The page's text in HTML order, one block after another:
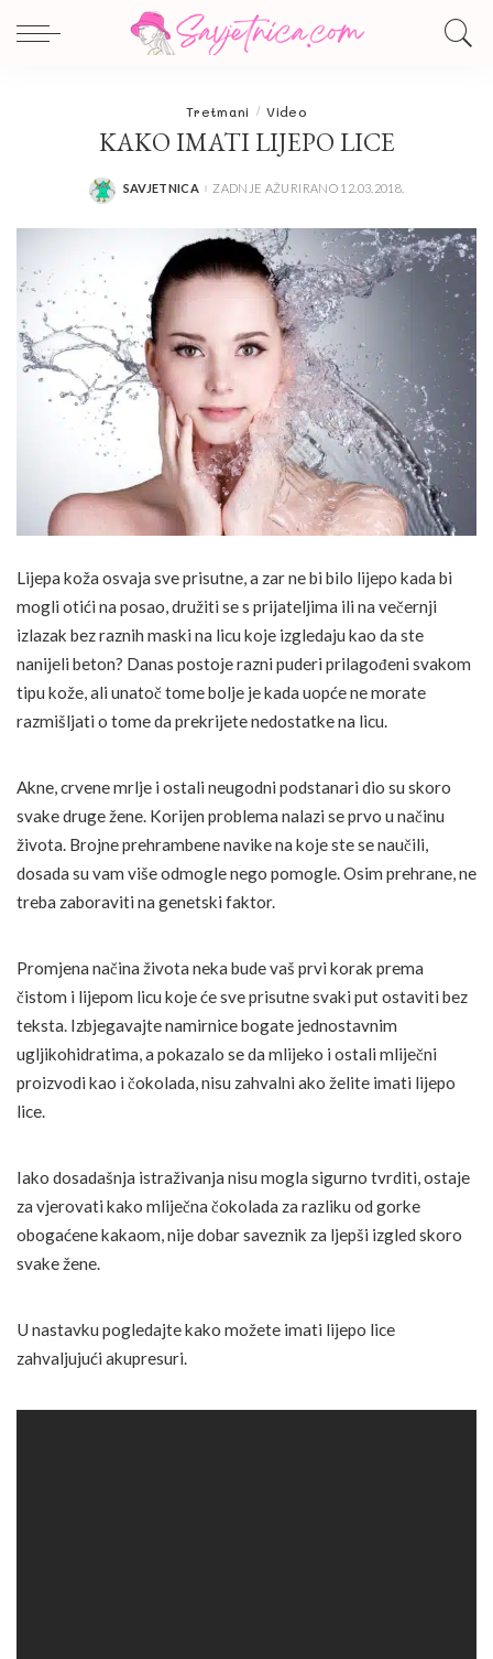
Tretmani Video
KAKO IMATI LIJEPO LICE
POSTED
SAVJETNICA ZADNJE AŽURIRANO 12.03.2018.
Lijepa koža osvaja sve prisutne, a zar ne bi bilo lijepo kada bi
mogli otići na posao, družiti se s prijateljima ili na večernji
izlazak bez raznih maski na licu koje izgledaju kao da ste
nanijeli beton? Danas postoje razni puderi prilagođeni svakom
tipu kože, ali unatoč tome bolje je kada uopće ne morate
razmišljati o tome da prekrijete nedostatke na licu.
Akne, crvene mrlje i ostali neugodni podstanari dio su skoro
svake druge žene. Korijen problema nalazi se prvo u načinu
života. Brojne prehrambene navike na koje ste se naučili,
dosada su vam više odmogle nego pomogle. Osim prehrane, ne
treba zaboraviti na genetski faktor.
Promjena načina života neka bude vaš prvi korak prema
čistom i lijepom licu koje će sve prisutne svaki put ostaviti bez
teksta. Izbjegavajte namirnice bogate jednostavnim
ugljikohidratima, a pokazalo se da mlijeko i ostali mliječni
proizvodi kao i čokolada, nisu zahvalni ako želite imati lijepo
lice.
Iako dosadašnja istraživanja nisu mogla sigurno tvrditi, ostaje
za vjerovati kako mliječna čokolada za razliku od gorke
obogaćene kakaom, nije dobar saveznik za ljepši izgled skoro
svake žene.
U nastavku pogledajte kako možete imati lijepo lice
zahvaljujući akupresuri.